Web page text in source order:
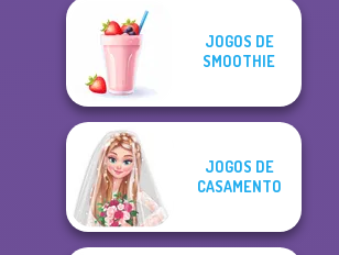
JOGOS DE
SMOOTHIE
JOGOS DE
CASAMENTO